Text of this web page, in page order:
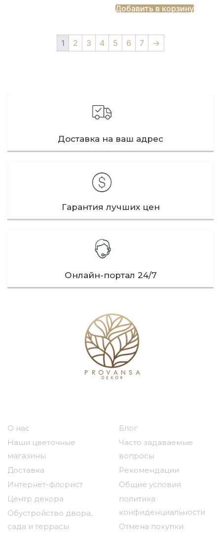
Добавить в корзину
1 2 3 4 5 6 7 →
Доставка на ваш адрес
Гарантия лучших цен
Онлайн-портал 24/7
О нас
Наши цветочные
магазины
Доставка
Интернет-флорист
Центр декора
Обустройство двора,
сада и террасы
Блог
Часто задаваемые
вопросы
Рекомендации
Общие условия
политика
конфиденциальности
Отмена покупки